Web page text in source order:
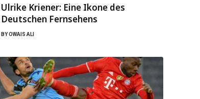
Ulrike Kriener: Eine Ikone des
Deutschen Fernsehens
BYOWAIS ALI